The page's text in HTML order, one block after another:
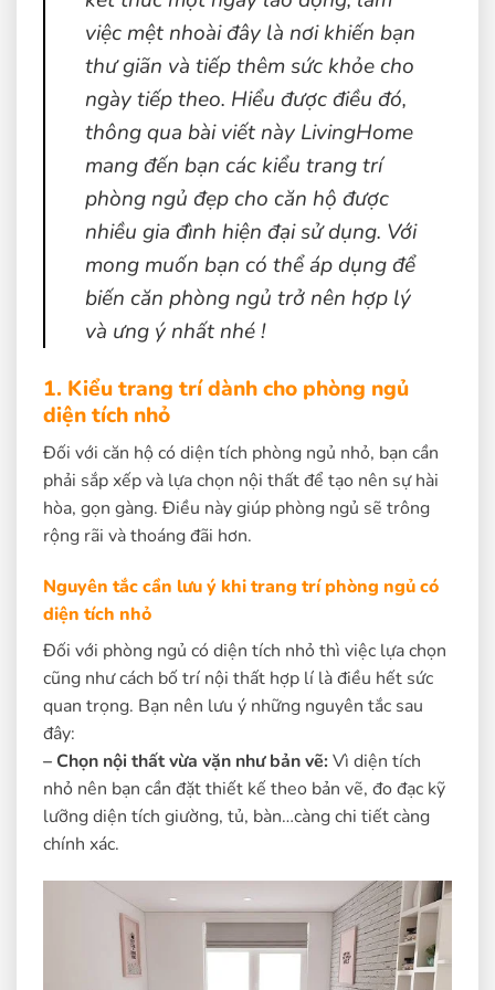
việc mệt nhoài đây là nơi khiến bạn
thư giãn và tiếp thêm sức khỏe cho
ngày tiếp theo. Hiểu được điều đó,
thông qua bài viết này LivingHome
mang đến bạn các kiểu trang trí
phòng ngủ đẹp cho căn hộ được
nhiều gia đình hiện đại sử dụng. Với
mong muốn bạn có thể áp dụng để
biến căn phòng ngủ trở nên hợp lý
và ưng ý nhất nhé !
1. Kiểu trang trí dành cho phòng ngủ
diện tích nhỏ
Đối với căn hộ có diện tích phòng ngủ nhỏ, bạn cần
phải sắp xếp và lựa chọn nội thất để tạo nên sự hài
hòa, gọn gàng. Điều này giúp phòng ngủ sẽ trông
rộng rãi và thoáng đãi hơn.
Nguyên tắc cần lưu ý khi trang trí phòng ngủ có
diện tích nhỏ
Đối với phòng ngủ có diện tích nhỏ thì việc lựa chọn
cũng như cách bố trí nội thất hợp lí là điều hết sức
quan trọng. Bạn nên lưu ý những nguyên tắc sau
đây:
– Chọn nội thất vừa vặn như bản vẽ:Vì diện tích
nhỏ nên bạn cần đặt thiết kế theo bản vẽ, đo đạc kỹ
lưỡng diện tích giường, tủ, bàn…càng chi tiết càng
chính xác.